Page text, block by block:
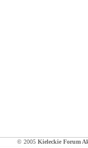
© 2005 Kieleckie Forum